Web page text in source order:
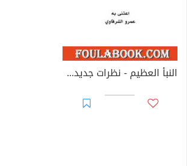
نفسه وعلو كرامته، أو ناله بره من قريب أو
النبأ العظيم - نظرات جديدة في القرآن الكريم